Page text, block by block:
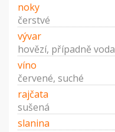
noky
čerstvé
vývar
hovězí, případně voda
víno
červené, suché
rajčata
sušená
slanina